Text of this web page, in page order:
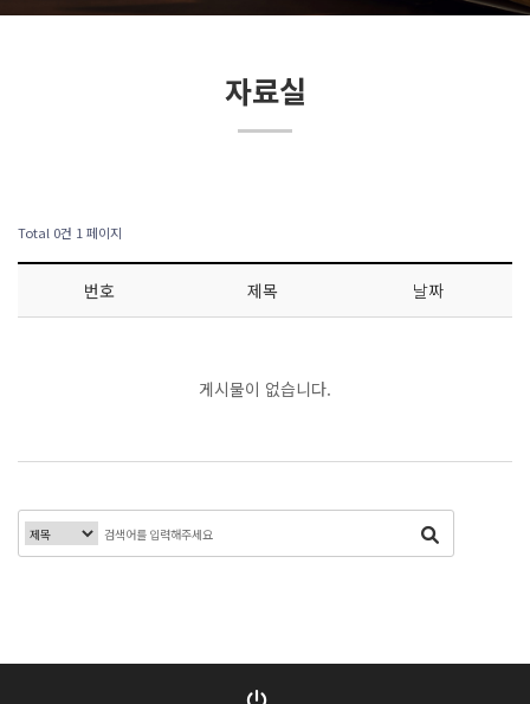
자료실
Total 0건 1 페이지
번호 제목 날짜
게시물이 없습니다.